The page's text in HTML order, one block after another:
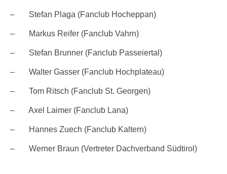
– Stefan Plaga (Fanclub Hocheppan)
– Markus Reifer (Fanclub Vahrn)
– Stefan Brunner (Fanclub Passeiertal)
– Walter Gasser (Fanclub Hochplateau)
– Tom Ritsch (Fanclub St. Georgen)
– Axel Laimer (Fanclub Lana)
– Hannes Zuech (Fanclub Kaltern)
– Werner Braun (Vertreter Dachverband Südtirol)